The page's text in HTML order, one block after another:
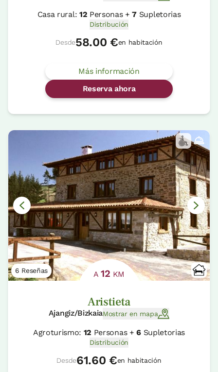
Casa rural: 12 Personas +7 Supletorias
Distribución
Desde58.00 €en habitación
Más información
Reserva ahora
6 Reseñas A12 KM
Aristieta
Ajangiz/BizkaiaMostrar en mapa
Agroturismo: 12 Personas +6Supletorias
Distribución
Desde61.60 €en habitación